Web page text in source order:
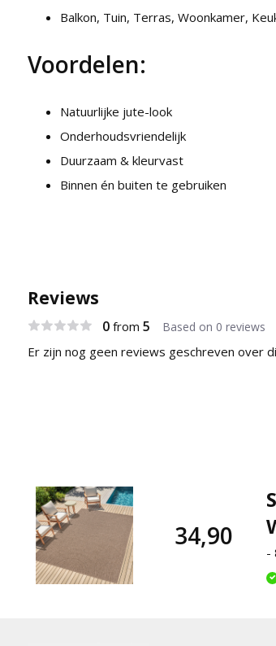
Balkon, Tuin, Terras, Woonkamer,
Voordelen:
Natuurlijke jute-look
Onderhoudsvriendelijk
Duurzaam & kleurvast
Binnen én buiten te gebruiken
Reviews
0from 5 Based on 0 reviews
Er zijn nog geen reviews geschreven over
34,90
-